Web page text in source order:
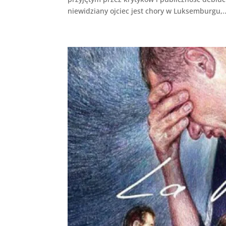
niewidziany ojciec jest chory w